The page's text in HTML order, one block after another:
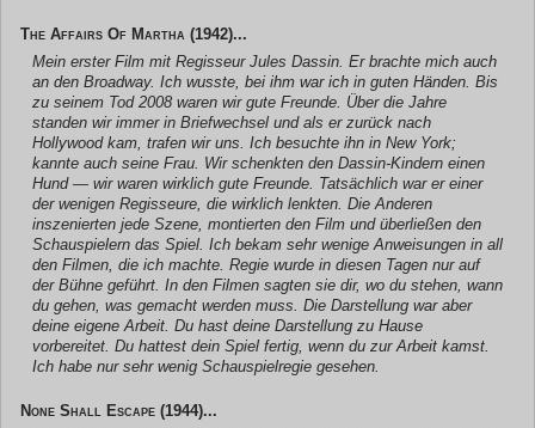
The Affairs Of Martha (1942)...
Mein erster Film mit Regisseur Jules Dassin. Er brachte mich auch
an den Broadway. Ich wusste, bei ihm war ich in guten Händen. Bis
zu seinem Tod 2008 waren wir gute Freunde. Über die Jahre
standen wir immer in Briefwechsel und als er zurück nach
Hollywood kam, trafen wir uns. Ich besuchte ihn in New York;
kannte auch seine Frau. Wir schenkten den Dassin-Kindern einen
Hund — wir waren wirklich gute Freunde. Tatsächlich war er einer
der wenigen Regisseure, die wirklich lenkten. Die Anderen
inszenierten jede Szene, montierten den Film und überließen den
Schauspielern das Spiel. Ich bekam sehr wenige Anweisungen in all
den Filmen, die ich machte. Regie wurde in diesen Tagen nur auf
der Bühne geführt. In den Filmen sagten sie dir, wo du stehen, wann
du gehen, was gemacht werden muss. Die Darstellung war aber
deine eigene Arbeit. Du hast deine Darstellung zu Hause
vorbereitet. Du hattest dein Spiel fertig, wenn du zur Arbeit kamst.
Ich habe nur sehr wenig Schauspielregie gesehen.
None Shall Escape (1944)...